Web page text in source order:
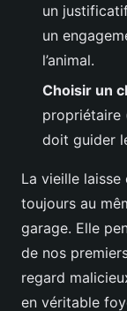
un
un
l’animal.
Choisir un
propriétaire
doit guider
La vieille
toujours au
garage. Elle
de nos
regard
en véritable